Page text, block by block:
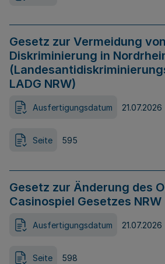
Gesetz zur Vermeidung von
Diskriminierung in
LADG NRW)
Ausfertigungsdatum 21.07.2026
Seite 595
Gesetz zur Änderung des
Casinospiel Gesetzes NRW
Ausfertigungsdatum 21.07.2026
Seite 598